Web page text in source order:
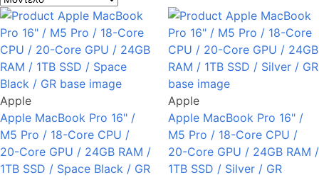
Apple
Apple MacBook Pro 16" /
M5 Pro / 18-Core CPU /
20-Core GPU / 24GB RAM /
1TB SSD / Space Black / GR
Apple
Apple MacBook Pro 16" /
M5 Pro / 18-Core CPU /
20-Core GPU / 24GB RAM /
1TB SSD / Silver / GR